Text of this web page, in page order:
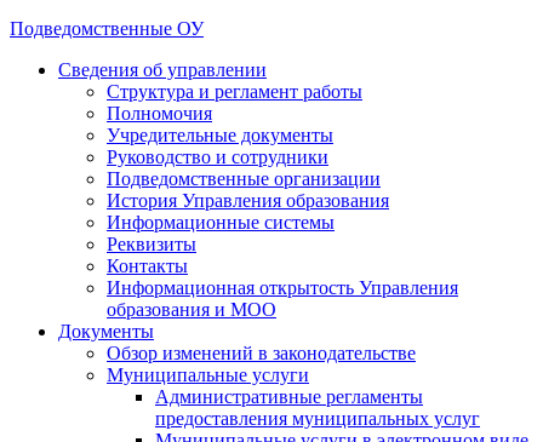
Подведомственные ОУ
Сведения об управлении
Структура и регламент работы
Полномочия
Учредительные документы
Руководство и сотрудники
Подведомственные организации
История Управления образования
Информационные системы
Реквизиты
Контакты
Информационная открытость Управления
образования и МОО
Документы
Обзор изменений в законодательстве
Муниципальные услуги
Административные регламенты
предоставления муниципальных услуг